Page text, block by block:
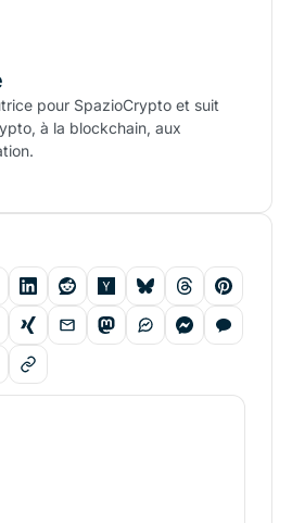
pour SpazioCrypto et suit
à la blockchain, aux